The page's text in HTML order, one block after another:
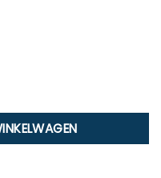
breed aantal